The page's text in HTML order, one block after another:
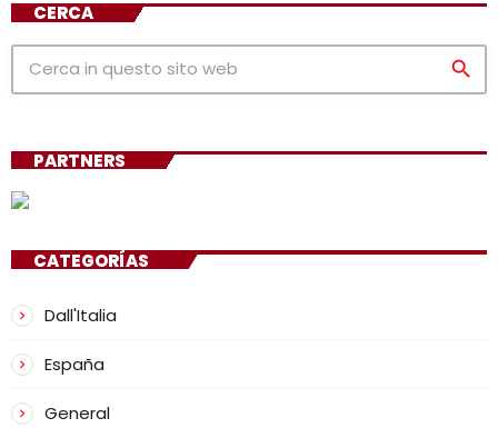
CERCA
search
PARTNERS
CATEGORÍAS
Dall'Italia
España
General